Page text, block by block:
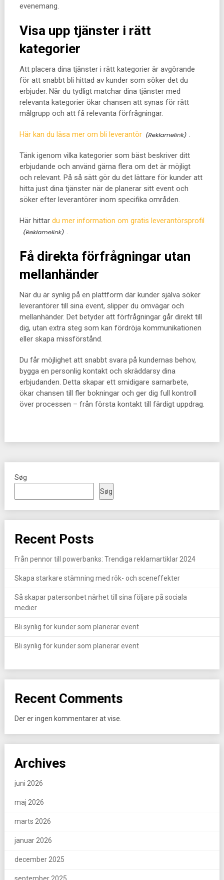
evenemang.
Visa upp tjänster i rätt
kategorier
Att placera dina tjänster i rätt kategorier är avgörande
för att snabbt bli hittad av kunder som söker det du
erbjuder. När du tydligt matchar dina tjänster med
relevanta kategorier ökar chansen att synas för rätt
målgrupp och att få relevanta förfrågningar.
Här kan du läsa mer om bli leverantör .
Tänk igenom vilka kategorier som bäst beskriver ditt
erbjudande och använd gärna flera om det är möjligt
och relevant. På så sätt gör du det lättare för kunder att
hitta just dina tjänster när de planerar sitt event och
söker efter leverantörer inom specifika områden.
Här hittar du mer information om gratis leverantörsprofil
.
Få direkta förfrågningar utan
mellanhänder
När du är synlig på en plattform där kunder själva söker
leverantörer till sina event, slipper du omvägar och
mellanhänder. Det betyder att förfrågningar går direkt till
dig, utan extra steg som kan fördröja kommunikationen
eller skapa missförstånd.
Du får möjlighet att snabbt svara på kundernas behov,
bygga en personlig kontakt och skräddarsy dina
erbjudanden. Detta skapar ett smidigare samarbete,
ökar chansen till fler bokningar och ger dig full kontroll
över processen – från första kontakt till färdigt uppdrag.
Søg
Søg
Recent Posts
Från pennor till powerbanks: Trendiga reklamartiklar 2024
Skapa starkare stämning med rök- och sceneffekter
Så skapar patersonbet närhet till sina följare på sociala
medier
Bli synlig för kunder som planerar event
Bli synlig för kunder som planerar event
Recent Comments
Der er ingen kommentarer at vise.
Archives
juni 2026
maj 2026
marts 2026
januar 2026
december 2025